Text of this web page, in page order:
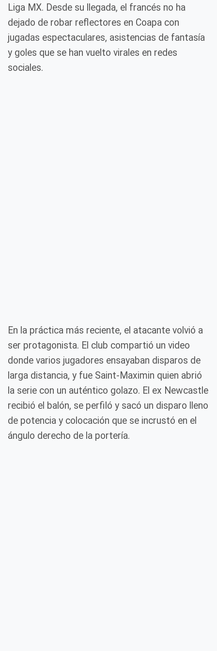
Liga MX. Desde su llegada, el francés no ha
dejado de robar reflectores en Coapa con
jugadas espectaculares, asistencias de fantasía
y goles que se han vuelto virales en redes
sociales.
En la práctica más reciente, el atacante volvió a
ser protagonista. El club compartió un video
donde varios jugadores ensayaban disparos de
larga distancia, y fue Saint-Maximin quien abrió
la serie con un auténtico golazo. El ex Newcastle
recibió el balón, se perfiló y sacó un disparo lleno
de potencia y colocación que se incrustó en el
ángulo derecho de la portería.